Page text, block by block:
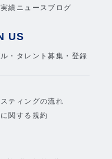
績ニュースブログ
US
・タレント募集・登録
ティングの流れ
関する規約